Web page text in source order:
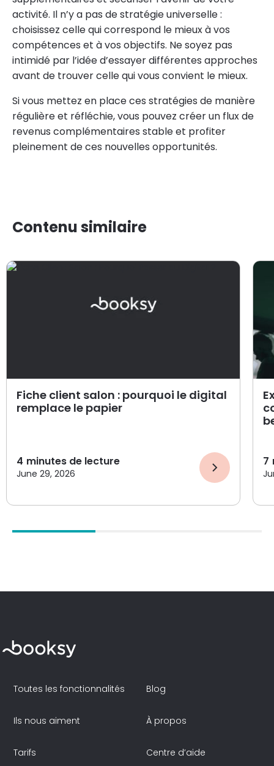
activité. Il n’y a pas de stratégie universelle :
choisissez celle qui correspond le mieux à vos
compétences et à vos objectifs. Ne soyez pas
intimidé par l’idée d’essayer différentes approches
avant de trouver celle qui vous convient le mieux.
Si vous mettez en place ces stratégies de manière
régulière et réfléchie, vous pouvez créer un flux de
revenus complémentaires stable et profiter
pleinement de ces nouvelles opportunités.
Contenu similaire
Fiche client salon : pourquoi le digital
remplace le papier
4 minutes de lecture
June 29, 2026
7
Toutes les fonctionnalités
Ils nous aiment
Tarifs
Blog
À propos
Centre d’aide